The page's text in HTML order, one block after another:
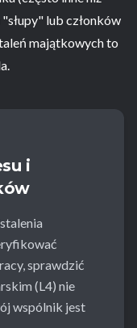
lub członków
majątkowych to
i
sprawdzić
(L4) nie
wspólnik jest